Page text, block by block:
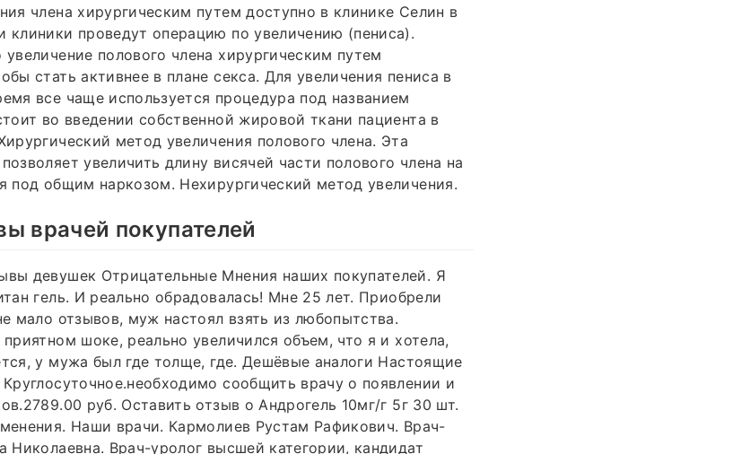
члена хирургическим путем доступно в клинике Селин в
клиники проведут операцию по увеличению (пениса).
полового члена хирургическим путем
стать активнее в плане секса. Для увеличения пениса в
все чаще используется процедура под названием
во введении собственной жировой ткани пациента в
метод увеличения полового члена. Эта
увеличить длину висячей части полового члена на
под общим наркозом. Нехирургический метод увеличения.
врачей покупателей
девушек Отрицательные Мнения наших покупателей. Я
гель. И реально обрадовалась! Мне 25 лет. Приобрели
мало отзывов, муж настоял взять из любопытства.
шоке, реально увеличился объем, что я и хотела,
у мужа был где толще, где. Дешёвые аналоги Настоящие
сообщить врачу о появлении и
руб. Оставить отзыв о Андрогель 10мг/г 5г 30 шт.
Наши врачи. Кармолиев Рустам Рафикович. Врач-
Николаевна. Врач-уролог высшей категории, кандидат